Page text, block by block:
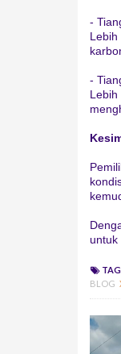
-
Lebih
-
Lebih
untuk
BLOG